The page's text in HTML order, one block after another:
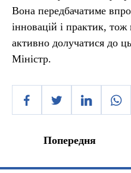
Вона передбачатиме
інновацій і практик,
активно долучатися до
Міністр.
Попередня